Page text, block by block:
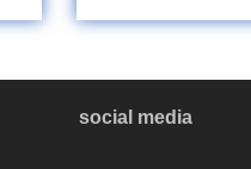
social media